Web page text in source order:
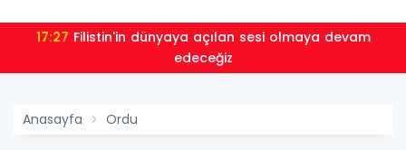
17:27
edeceğiz
Anasayfa Ordu